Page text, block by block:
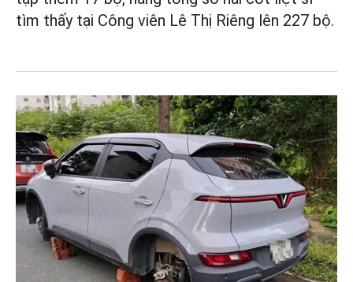
tìm thấy tại Công viên Lê Thị Riêng lên 227 bộ.